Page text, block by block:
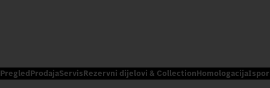
PregledProdajaServisRezervni dijelovi & CollectionHomologacija